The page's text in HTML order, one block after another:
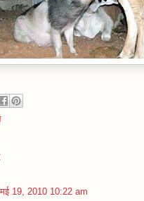
मई 19, 2010 10:22 am